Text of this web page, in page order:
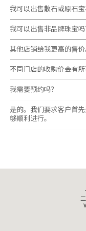
我可以出售散石或原石宝
我可以出售非品牌珠宝吗
其他店铺给我更高的售价
不同门店的收购价会有所
我需要预约吗？
是的。我们要求客户首
够顺利进行。